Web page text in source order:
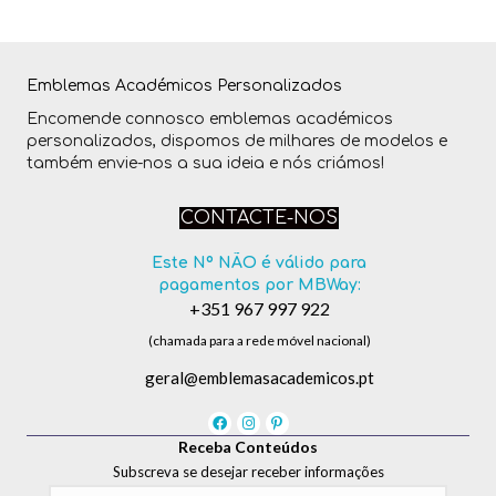
Emblemas Académicos Personalizados
Encomende connosco emblemas académicos
personalizados, dispomos de milhares de modelos e
também envie-nos a sua ideia e nós criámos!
CONTACTE-NOS
Este Nº NÃO é válido para
pagamentos por MBWay:
+351 967 997 922
(chamada para a rede móvel nacional)
geral@emblemasacademicos.pt
Receba Conteúdos
Subscreva se desejar receber informações